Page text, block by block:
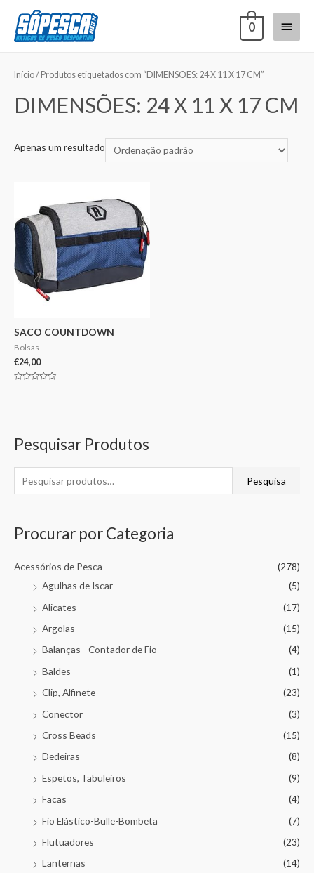
0
Pesquisar Produtos
Pesquisa
Procurar por Categoria
Acessórios de Pesca
(278)
Agulhas de Iscar
(5)
Alicates
(17)
Argolas
(15)
Balanças - Contador de Fio
(4)
Baldes
(1)
Clip, Alfinete
(23)
Conector
(3)
Cross Beads
(15)
Dedeiras
(8)
Espetos, Tabuleiros
(9)
Facas
(4)
Fio Elástico-Bulle-Bombeta
(7)
Flutuadores
(23)
Lanternas
(14)
Início/ Produtos etiquetados com “DIMENSÕES: 24 X 11 X 17 CM”
DIMENSÕES: 24 X 11 X 17 CM
Apenas um resultado
SACO COUNTDOWN
Bolsas
€24,00